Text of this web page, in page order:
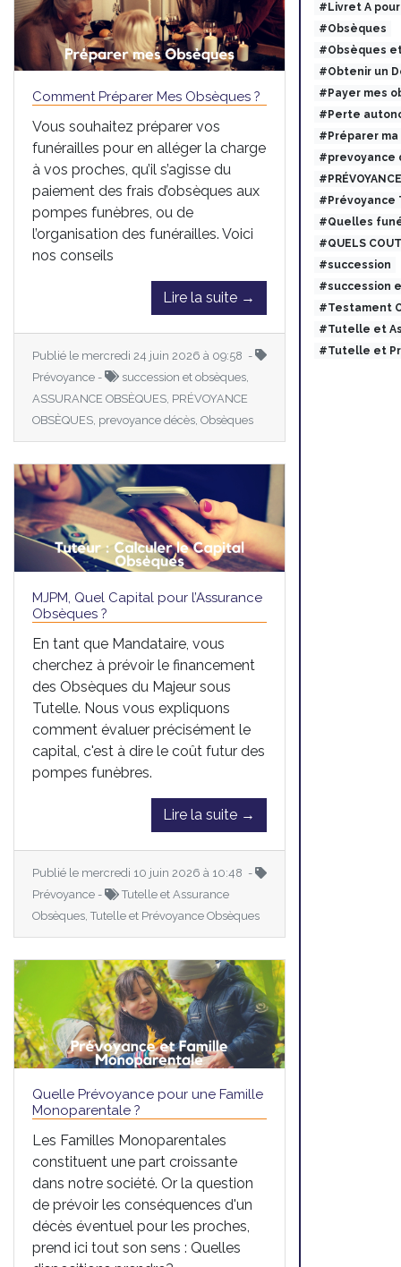
Comment Préparer Mes Obsèques ?
Vous souhaitez préparer vos
funérailles pour en alléger la charge
à vos proches, qu’il s’agisse du
paiement des frais d’obsèques aux
pompes funèbres, ou de
l’organisation des funérailles. Voici
nos conseils
Lire la suite →
Publié le mercredi 24 juin 2026 à 09:58 -
Prévoyance -
succession et obsèques,
ASSURANCE OBSÈQUES, PRÉVOYANCE
OBSÈQUES, prevoyance décès, Obsèques
MJPM, Quel Capital pour l’Assurance
Obsèques ?
En tant que Mandataire, vous
cherchez à prévoir le financement
des Obsèques du Majeur sous
Tutelle. Nous vous expliquons
comment évaluer précisément le
capital, c'est à dire le coût futur des
pompes funèbres.
Lire la suite →
Publié le mercredi 10 juin 2026 à 10:48 -
Prévoyance -
Tutelle et Assurance
Obsèques, Tutelle et Prévoyance Obsèques
Quelle Prévoyance pour une Famille
Monoparentale ?
Les Familles Monoparentales
constituent une part croissante
dans notre société. Or la question
de prévoir les conséquences d'un
décès éventuel pour les proches,
prend ici tout son sens : Quelles
#Livret A
#Obsèques
#Obsèques
#Obtenir un
#Payer mes
#Perte
#Préparer ma
#prevoyance
#Prévoyance
#Quelles
#QUELS
#succession
#succession
#Testament
#Tutelle et
#Tutelle et